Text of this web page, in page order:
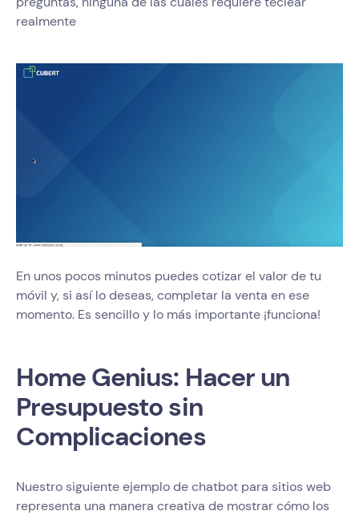
realmente
En unos pocos minutos puedes cotizar el valor de tu
móvil y, si así lo deseas, completar la venta en ese
momento. Es sencillo y lo más importante ¡funciona!
Home Genius: Hacer un
Presupuesto sin
Complicaciones
Nuestro siguiente ejemplo de chatbot para sitios web
representa una manera creativa de mostrar cómo los